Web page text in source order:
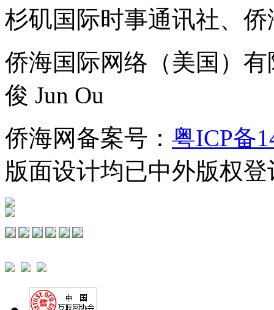
杉矶国际时事通讯社、
侨海国际网络（美国）
俊 Jun Ou
侨海网备案号： 粤ICP备
版面设计均已中外版权